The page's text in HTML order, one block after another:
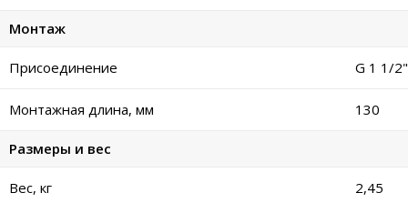
Монтаж
Присоединение G 1 1/2"
Монтажная длина, мм 130
Размеры и вес
Вес, кг 2,45